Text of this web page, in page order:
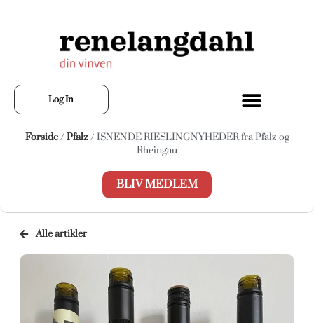
Log In
Forside/ Pfalz/ ISNENDE RIESLINGNYHEDER fra Pfalz og
Rheingau
BLIV MEDLEM
Alle artikler